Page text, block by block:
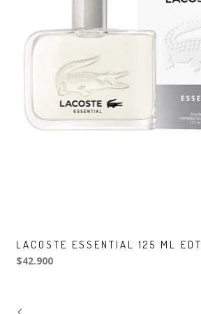
LACOSTE ESSENTIAL 125 ML EDT
$42.900